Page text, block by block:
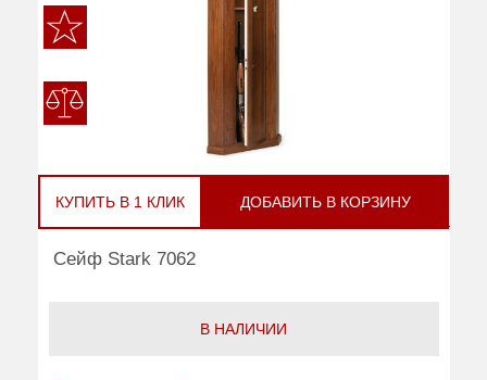
КУПИТЬ В 1 КЛИК ДОБАВИТЬ В КОРЗИНУ
Сейф Stark 7062
В НАЛИЧИИ